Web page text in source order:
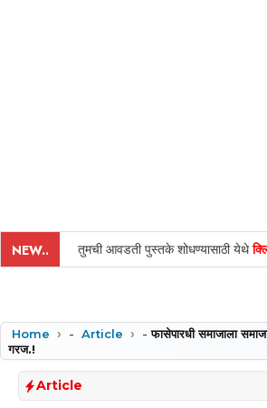
NEW.. तुमची आवडती पुस्तके शोधण्यासाठी येथे
Home - Article -फासेपारधी समाजाला
गरज.!
Article